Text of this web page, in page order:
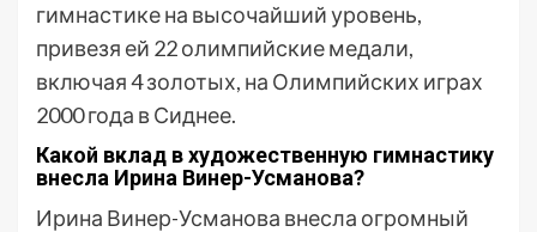
гимнастике на высочайший уровень,
привезя ей 22 олимпийские медали,
включая 4 золотых, на Олимпийских играх
2000 года в Сиднее.
Какой вклад в художественную гимнастику
внесла Ирина Винер-Усманова?
Ирина Винер-Усманова внесла огромный